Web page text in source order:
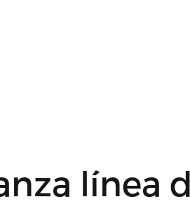
línea